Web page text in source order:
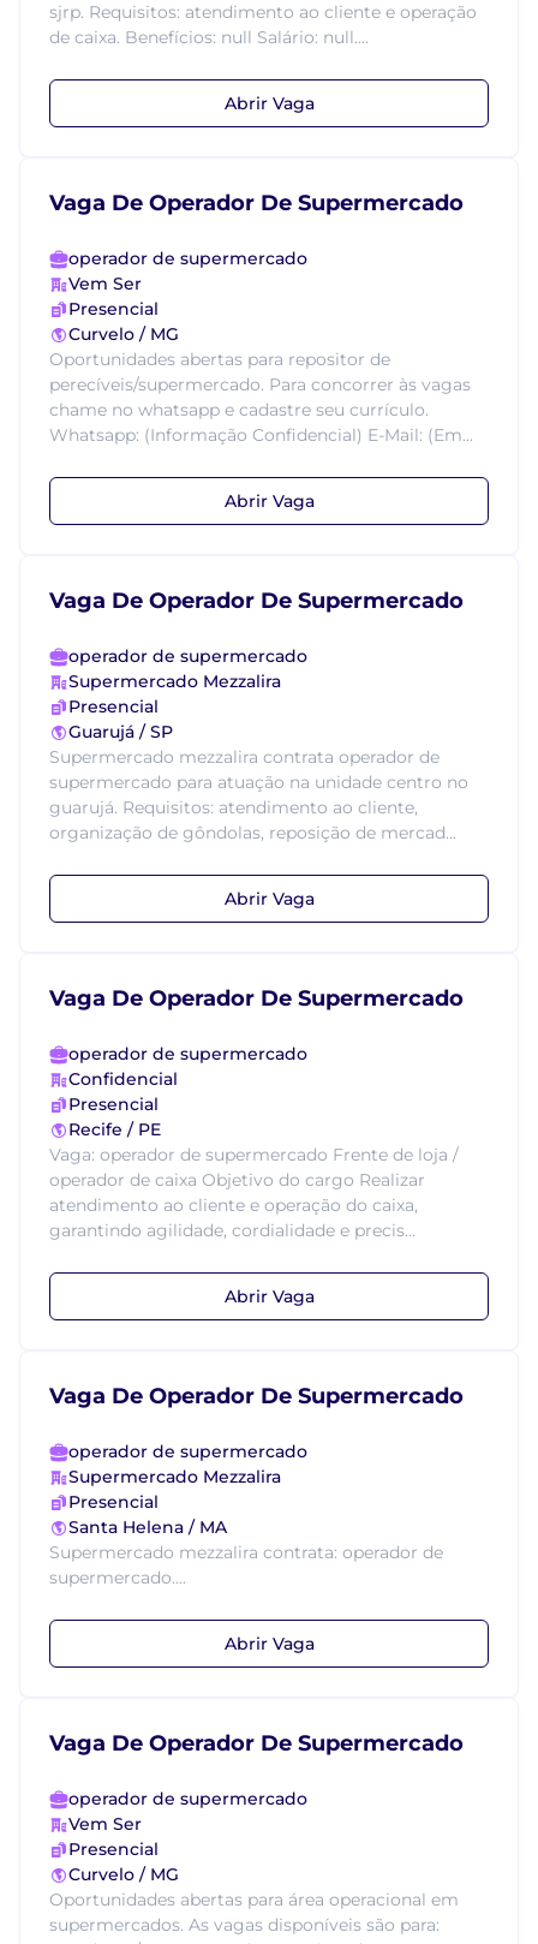
sjrp. Requisitos: atendimento ao cliente e operação
de caixa. Benefícios: null Salário: null....
Abrir Vaga
Vaga De Operador De Supermercado
operador de supermercado
Vem Ser
Presencial
Curvelo / MG
Oportunidades abertas para repositor de
perecíveis/supermercado. Para concorrer às vagas
chame no whatsapp e cadastre seu currículo.
Whatsapp: (Informação Confidencial) E-Mail: (Em...
Abrir Vaga
Vaga De Operador De Supermercado
operador de supermercado
Supermercado Mezzalira
Presencial
Guarujá / SP
Supermercado mezzalira contrata operador de
supermercado para atuação na unidade centro no
guarujá. Requisitos: atendimento ao cliente,
organização de gôndolas, reposição de mercad...
Abrir Vaga
Vaga De Operador De Supermercado
operador de supermercado
Confidencial
Presencial
Recife / PE
Vaga: operador de supermercado Frente de loja /
operador de caixa Objetivo do cargo Realizar
atendimento ao cliente e operação do caixa,
garantindo agilidade, cordialidade e precis...
Abrir Vaga
Vaga De Operador De Supermercado
operador de supermercado
Supermercado Mezzalira
Presencial
Santa Helena / MA
Supermercado mezzalira contrata: operador de
supermercado....
Abrir Vaga
Vaga De Operador De Supermercado
operador de supermercado
Vem Ser
Presencial
Curvelo / MG
Oportunidades abertas para área operacional em
supermercados. As vagas disponíveis são para: